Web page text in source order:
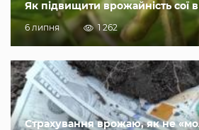
Як підвищити врожайність сої в
6 липня 1 262
Страхування врожаю, як не